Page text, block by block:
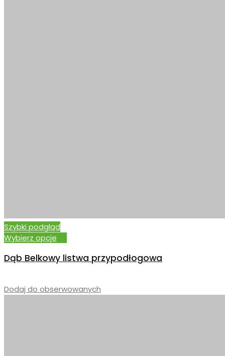
Szybki podgląd
Wybierz opcje
Dąb Belkowy listwa przypodłogowa
Dodaj do obserwowanych